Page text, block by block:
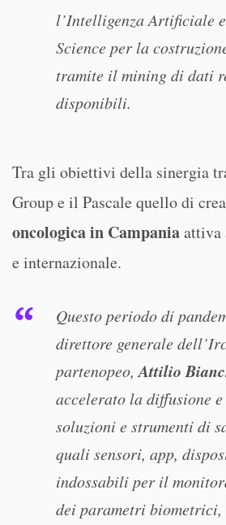
l’Intelligenza Artificiale
Science per la
tramite il mining di dati
disponibili.
Tra gli obiettivi della sinergia
Group e il Pascale quello di
oncologica in Campaniaattiva
e internazionale.
Questo periodo di
direttore generale
partenopeo, Attilio
accelerato la diffusione
soluzioni e strumenti di
quali sensori, app,
indossabili per il
dei parametri biometrici,